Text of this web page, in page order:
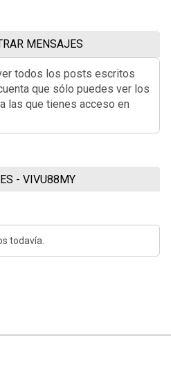
MENSAJES
todos los posts escritos
que sólo puedes ver los
las que tienes acceso en
- VIVU88MY
todavía.